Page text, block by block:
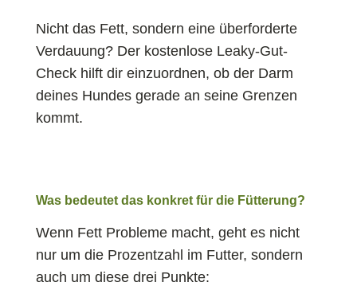
Nicht das Fett, sondern eine überforderte
Verdauung? Der kostenlose Leaky-Gut-
Check hilft dir einzuordnen, ob der Darm
deines Hundes gerade an seine Grenzen
kommt.
Was bedeutet das konkret für die Fütterung?
Wenn Fett Probleme macht, geht es nicht
nur um die Prozentzahl im Futter, sondern
auch um diese drei Punkte: